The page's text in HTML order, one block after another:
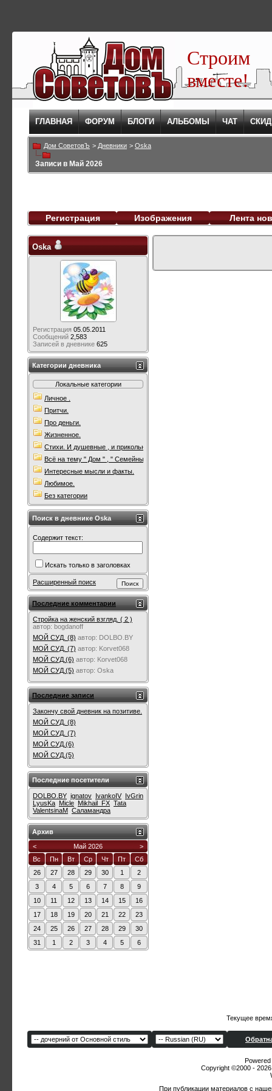
Строим
вместе!
ГЛАВНАЯ ФОРУМ БЛОГИ АЛЬБОМЫ ЧАТ
Дом СоветовЪ > Дневники > Oska
Записи в Май 2026
Регистрация Изображения Лента
Oska
Регистрация 05.05.2011
Сообщений 2,583
Записей в дневнике 625
Категории дневника
Локальные категории
Личное .
Притчи.
Про деньги.
Жизненное.
Стихи. И душевные , и прикольные. Всякие.
Всё на тему " Дом " , " Семейны очаг " .
Интересные мысли и факты.
Любимое.
Без категории
Поиск в дневнике Oska
Содержит текст:
Искать только в заголовках
Расширенный поиск
Последние комментарии
Стройка на женский взгляд. ( 2 )
автор: bogdanoff
МОЙ СУД. (8) автор: DOLBO.BY
МОЙ СУД. (7) автор: Korvet068
МОЙ СУД.(6) автор: Korvet068
МОЙ СУД.(5) автор: Oska
Последние записи
Закончу свой дневник на позитиве.
МОЙ СУД. (8)
МОЙ СУД. (7)
МОЙ СУД.(6)
МОЙ СУД.(5)
Последние посетители
DOLBO.BY ignatov IvankoIV IvGrin
LyusKa Micle Mikhail_FX Tata
ValentsinaM Саламандра
Архив
<
>
Май 2026
Вс
Пн Вт Ср Чт Пт
Сб
26
27 28 29 30 1
2
3
4 5 6 7 8
9
10
11 12 13 14 15
16
17
18 19 20 21 22
23
24
25 26 27 28 29
30
31
1 2 3 4 5 6
Текущее
Copyright ©2000 -
При публикации материалов с